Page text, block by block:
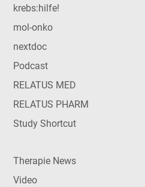
krebs:hilfe!
mol-onko
nextdoc
Podcast
RELATUS MED
RELATUS PHARM
Study Shortcut
Therapie News
Video